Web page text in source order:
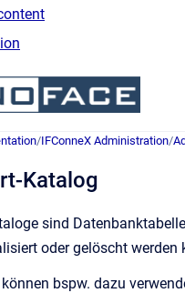
Go to
/IFConneX Administration/
Katalog
sind
oder gelöscht werden
bspw. dazu